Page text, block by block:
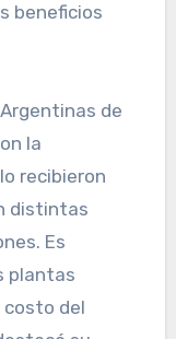
beneficios
de
la
recibieron
distintas
Es
plantas
costo del